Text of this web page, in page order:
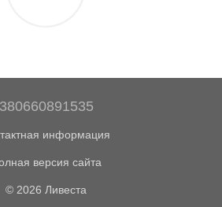
информация
версия сайта
© 2026 Ливеста